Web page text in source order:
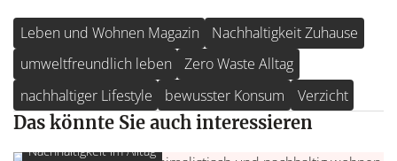
Leben und Wohnen Magazin
Nachhaltigkeit Zuhause
umweltfreundlich leben
Zero Waste Alltag
nachhaltiger Lifestyle
bewusster Konsum Verzicht
Das könnte Sie auch interessieren
Nachhaltigkeit im Alltag